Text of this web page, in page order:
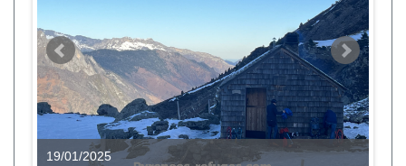
19/01/2025